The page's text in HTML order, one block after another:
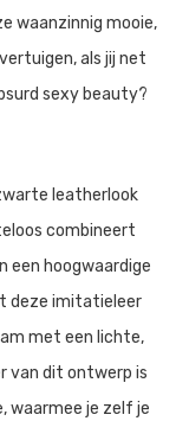
waanzinnig mooie,
als jij net
sexy beauty?
leatherlook
combineert
hoogwaardige
deze imitatieleer
met een lichte,
van dit ontwerp is
waarmee je zelf je